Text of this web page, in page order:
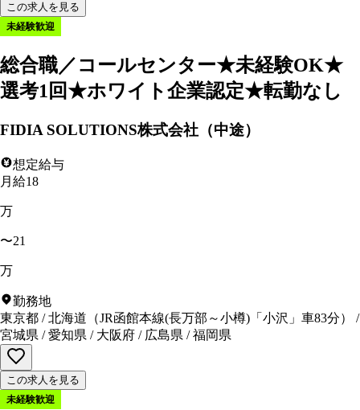
この求人を見る
未経験歓迎
総合職／コールセンター★未経験OK★
選考1回★ホワイト企業認定★転勤なし
FIDIA SOLUTIONS株式会社（中途）
想定給与
月給18
万
〜21
万
勤務地
東京都 /北海道 （JR函館本線(長万部～小樽)「小沢」車83分）
/
宮城県 /愛知県 / 大阪府 / 広島県 /福岡県
この求人を見る
未経験歓迎